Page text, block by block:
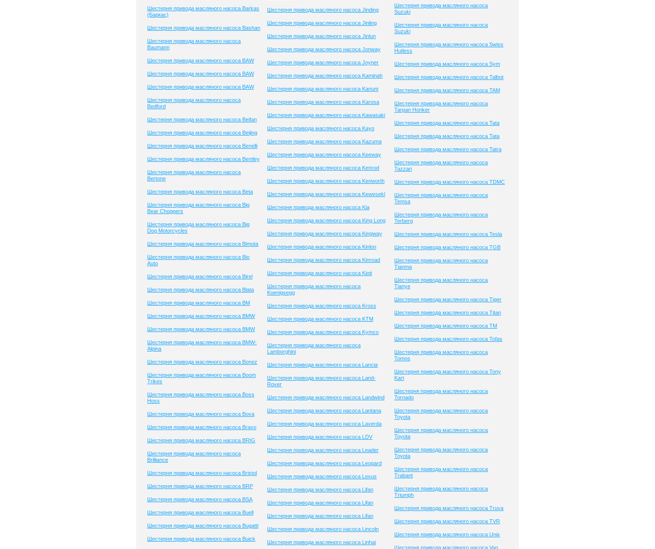
Шестерня привода масляного насоса Barkas
(Баркас)
Шестерня привода масляного насоса Bashan
Шестерня привода масляного насоса
Baumann
Шестерня привода масляного насоса BAW
Шестерня привода масляного насоса BAW
Шестерня привода масляного насоса BAW
Шестерня привода масляного насоса
Bedford
Шестерня привода масляного насоса Beifan
Шестерня привода масляного насоса Beijing
Шестерня привода масляного насоса Benelli
Шестерня привода масляного насоса Bentley
Шестерня привода масляного насоса
Bertone
Шестерня привода масляного насоса Beta
Шестерня привода масляного насоса Big
Bear Choppers
Шестерня привода масляного насоса Big
Dog Motorcycles
Шестерня привода масляного насоса Bimota
Шестерня привода масляного насоса Bio
Auto
Шестерня привода масляного насоса Birel
Шестерня привода масляного насоса Blata
Шестерня привода масляного насоса BM
Шестерня привода масляного насоса BMW
Шестерня привода масляного насоса BMW
Шестерня привода масляного насоса BMW-
Alpina
Шестерня привода масляного насоса Bonez
Шестерня привода масляного насоса Boom
Trikes
Шестерня привода масляного насоса Boss
Hoss
Шестерня привода масляного насоса Bova
Шестерня привода масляного насоса Bravo
Шестерня привода масляного насоса BRIG
Шестерня привода масляного насоса
Brilliance
Шестерня привода масляного насоса Bristol
Шестерня привода масляного насоса BRP
Шестерня привода масляного насоса BSA
Шестерня привода масляного насоса Buell
Шестерня привода масляного насоса Bugatti
Шестерня привода масляного насоса Buick
Шестерня привода масляного насоса Jinding
Шестерня привода масляного насоса Jinling
Шестерня привода масляного насоса Jinlun
Шестерня привода масляного насоса Jonway
Шестерня привода масляного насоса Joyner
Шестерня привода масляного насоса Kaminah
Шестерня привода масляного насоса Kanuni
Шестерня привода масляного насоса Karosa
Шестерня привода масляного насоса Kawasaki
Шестерня привода масляного насоса Kayo
Шестерня привода масляного насоса Kazuma
Шестерня привода масляного насоса Keeway
Шестерня привода масляного насоса Kenrod
Шестерня привода масляного насоса Kenworth
Шестерня привода масляного насоса Kewesekl
Шестерня привода масляного насоса Kia
Шестерня привода масляного насоса King Long
Шестерня привода масляного насоса Kingway
Шестерня привода масляного насоса Kinlon
Шестерня привода масляного насоса Kinroad
Шестерня привода масляного насоса Kioti
Шестерня привода масляного насоса
Koenigsegg
Шестерня привода масляного насоса Kross
Шестерня привода масляного насоса KTM
Шестерня привода масляного насоса Kymco
Шестерня привода масляного насоса
Lamborghini
Шестерня привода масляного насоса Lancia
Шестерня привода масляного насоса Land-
Rover
Шестерня привода масляного насоса Landwind
Шестерня привода масляного насоса Lantana
Шестерня привода масляного насоса Laverda
Шестерня привода масляного насоса LDV
Шестерня привода масляного насоса Leader
Шестерня привода масляного насоса Leopard
Шестерня привода масляного насоса Lexus
Шестерня привода масляного насоса Lifan
Шестерня привода масляного насоса Lifan
Шестерня привода масляного насоса Lifan
Шестерня привода масляного насоса Lincoln
Шестерня привода масляного насоса Linhai
Шестерня привода масляного насоса
Suzuki
Шестерня привода масляного насоса
Suzuki
Шестерня привода масляного насоса Swiss
Hutless
Шестерня привода масляного насоса Sym
Шестерня привода масляного насоса Talbot
Шестерня привода масляного насоса TAM
Шестерня привода масляного насоса
Tarpan Honker
Шестерня привода масляного насоса Tata
Шестерня привода масляного насоса Tata
Шестерня привода масляного насоса Tatra
Шестерня привода масляного насоса
Tazzari
Шестерня привода масляного насоса TDMC
Шестерня привода масляного насоса
Temsa
Шестерня привода масляного насоса
Terberg
Шестерня привода масляного насоса Tesla
Шестерня привода масляного насоса TGB
Шестерня привода масляного насоса
Tianma
Шестерня привода масляного насоса
Tianye
Шестерня привода масляного насоса Tiger
Шестерня привода масляного насоса Titan
Шестерня привода масляного насоса TM
Шестерня привода масляного насоса Tofas
Шестерня привода масляного насоса
Tomos
Шестерня привода масляного насоса Tony
Kart
Шестерня привода масляного насоса
Tornado
Шестерня привода масляного насоса
Toyota
Шестерня привода масляного насоса
Toyota
Шестерня привода масляного насоса
Toyota
Шестерня привода масляного насоса
Trabant
Шестерня привода масляного насоса
Triumph
Шестерня привода масляного насоса Truva
Шестерня привода масляного насоса TVR
Шестерня привода масляного насоса Unix
Шестерня привода масляного насоса Van